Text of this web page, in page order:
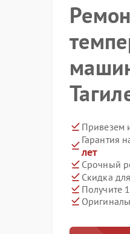
Привезем
Гарантия
лет
Срочный
Скидка
Получите